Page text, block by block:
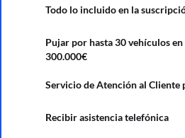
Todo lo incluido en la
Pujar por hasta 30 vehículos
300.000€
Servicio de Atención al
Recibir asistencia telefónica